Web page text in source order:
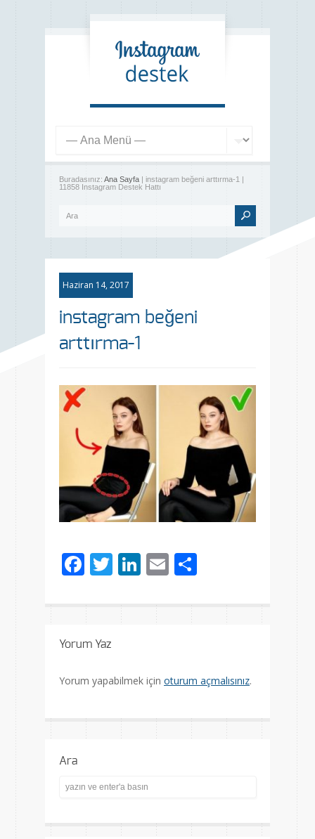
Buradasınız: Ana Sayfa | instagram beğeni arttırma-1 |
11858 Instagram Destek Hattı
Haziran 14, 2017
instagram beğeni
arttırma-1
Facebook
Twitter
LinkedIn
Email
Yorum Yaz
Yorum yapabilmek için oturum açmalısınız.
Ara